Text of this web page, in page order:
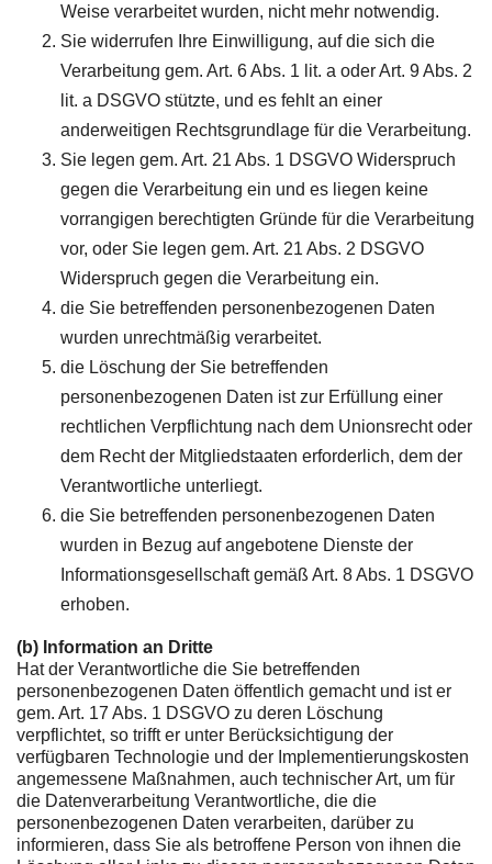
Weise verarbeitet wurden, nicht mehr notwendig.
Sie widerrufen Ihre Einwilligung, auf die sich die
Verarbeitung gem. Art. 6 Abs. 1 lit. a oder Art. 9 Abs. 2
lit. a DSGVO stützte, und es fehlt an einer
anderweitigen Rechtsgrundlage für die Verarbeitung.
Sie legen gem. Art. 21 Abs. 1 DSGVO Widerspruch
gegen die Verarbeitung ein und es liegen keine
vorrangigen berechtigten Gründe für die Verarbeitung
vor, oder Sie legen gem. Art. 21 Abs. 2 DSGVO
Widerspruch gegen die Verarbeitung ein.
die Sie betreffenden personenbezogenen Daten
wurden unrechtmäßig verarbeitet.
die Löschung der Sie betreffenden
personenbezogenen Daten ist zur Erfüllung einer
rechtlichen Verpflichtung nach dem Unionsrecht oder
dem Recht der Mitgliedstaaten erforderlich, dem der
Verantwortliche unterliegt.
die Sie betreffenden personenbezogenen Daten
wurden in Bezug auf angebotene Dienste der
Informationsgesellschaft gemäß Art. 8 Abs. 1 DSGVO
erhoben.
(b) Information an Dritte
Hat der Verantwortliche die Sie betreffenden
personenbezogenen Daten öffentlich gemacht und ist er
gem. Art. 17 Abs. 1 DSGVO zu deren Löschung
verpflichtet, so trifft er unter Berücksichtigung der
verfügbaren Technologie und der Implementierungskosten
angemessene Maßnahmen, auch technischer Art, um für
die Datenverarbeitung Verantwortliche, die die
personenbezogenen Daten verarbeiten, darüber zu
informieren, dass Sie als betroffene Person von ihnen die